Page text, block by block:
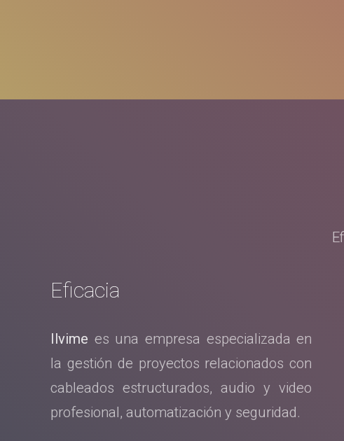
Eficacia
Ilvime es una empresa especializada en
la gestión de proyectos relacionados con
cableados estructurados, audio y video
profesional, automatización y seguridad.